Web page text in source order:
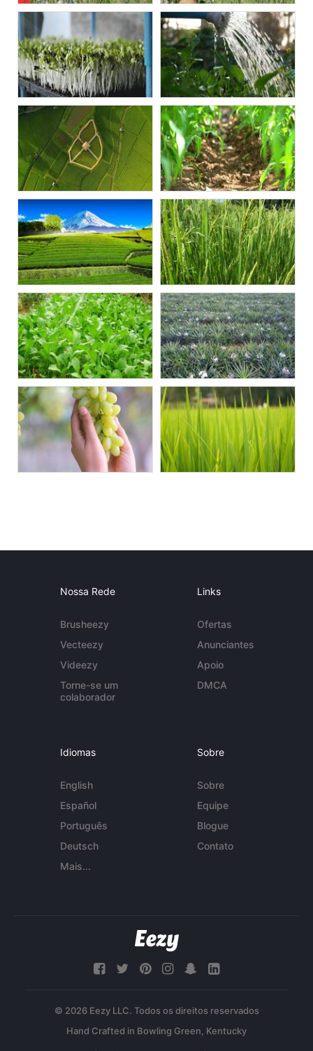
Nossa Rede
Brusheezy
Vecteezy
Videezy
Torne-se um
colaborador
Links
Ofertas
Anunciantes
Apoio
DMCA
Idiomas
English
Español
Português
Deutsch
Mais...
Sobre
Sobre
Equipe
Blogue
Contato
© 2026 Eezy LLC. Todos os direitos reservados